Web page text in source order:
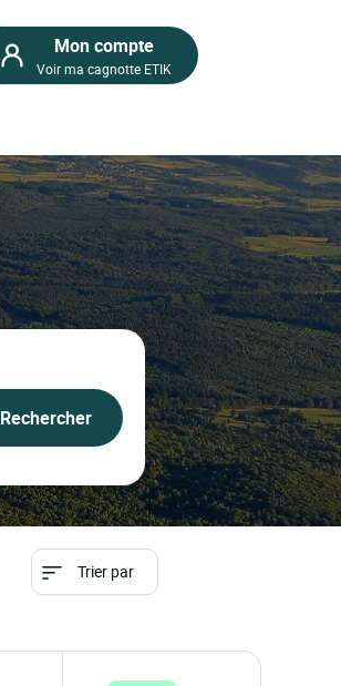
Mon compte
Voir ma cagnotte ETIK
Trier par